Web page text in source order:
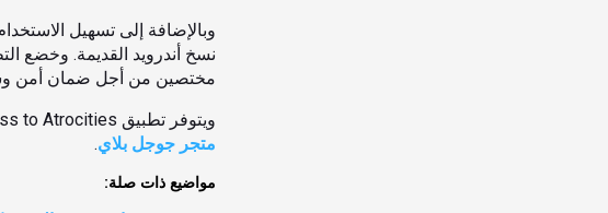
وبالإضافة إلى تسهيل
نسخ أندرويد القديمة. وخضع
مختصين من أجل ضمان أمن
ويتوفر تطبيق eyeWitness to Atrocities لتنزيله على الأجهزة التي تعمل بنظام أندرويد من
متجر جوجل بلاي.
مواضيع ذات صلة: